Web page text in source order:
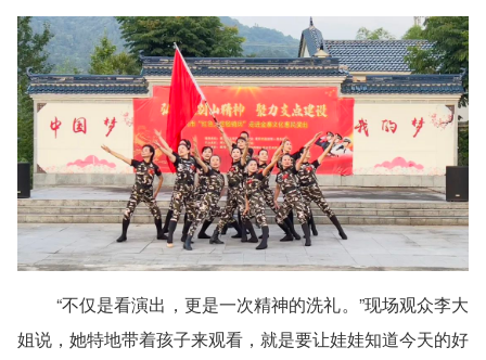
“不仅是看演出，更是一次精神的洗礼。”现场观众李大
姐说，她特地带着孩子来观看，就是要让娃娃知道今天的好